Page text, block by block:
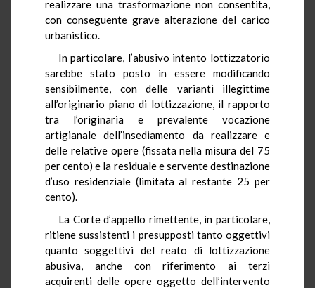
realizzare una trasformazione non consentita,
con conseguente grave alterazione del carico
urbanistico.
In particolare, l’abusivo intento lottizzatorio
sarebbe stato posto in essere modificando
sensibilmente, con delle varianti illegittime
all’originario piano di lottizzazione, il rapporto
tra l’originaria e prevalente vocazione
artigianale dell’insediamento da realizzare e
delle relative opere (fissata nella misura del 75
per cento) e la residuale e servente destinazione
d’uso residenziale (limitata al restante 25 per
cento).
La Corte d’appello rimettente, in particolare,
ritiene sussistenti i presupposti tanto oggettivi
quanto soggettivi del reato di lottizzazione
abusiva, anche con riferimento ai terzi
acquirenti delle opere oggetto dell’intervento